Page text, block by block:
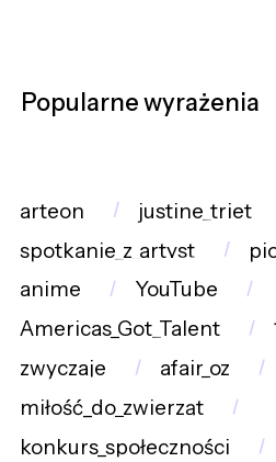
Popularne wyrażenia
arteon
justine_triet
spotkanie_z_artyst
anime
YouTube
Americas_Got_Talent
zwyczaje
afair_oz
miłość_do_zwierząt
konkurs_społeczności